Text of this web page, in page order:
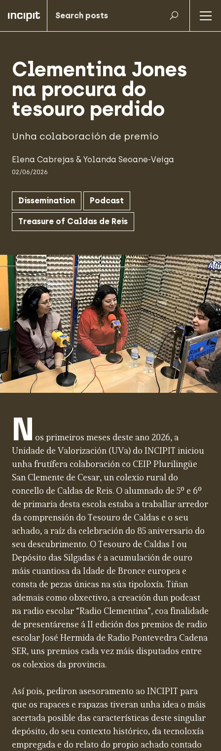
Clementina Jones
na procura do
tesouro perdido
Unha colaboración de premio
Elena Cabrejas & Yolanda Seoane-Veiga
02/06/2026
Dissemination Podcast
Treasure of Caldas de Reis
N os primeiros meses deste ano 2026, a
Unidade de Valorización (UVa) do INCIPIT iniciou
unha frutífera colaboración co CEIP Plurilingüe
San Clemente de Cesar, un colexio rural do
concello de Caldas de Reis. O alumnado de 5º e 6º
de primaria desta escola estaba a traballar arredor
da comprensión do Tesouro de Caldas e o seu
achado, a raíz da celebración do 85 aniversario do
seu descubrimento. O Tesouro de Caldas I ou
Depósito das Silgadas é a acumulación de ouro
máis cuantiosa da Idade de Bronce europea e
consta de pezas únicas na súa tipoloxía. Tiñan
ademais como obxectivo, a creación dun podcast
na radio escolar “Radio Clementina”, coa finalidade
de presentárense á II edición dos premios de radio
escolar José Hermida de Radio Pontevedra Cadena
SER, uns premios cada vez máis disputados entre
os colexios da provincia.
Así pois, pediron asesoramento ao INCIPIT para
que os rapaces e rapazas tiveran unha idea o máis
acertada posible das características deste singular
depósito, do seu contexto histórico, da tecnoloxía
empregada e do relato do propio achado contado